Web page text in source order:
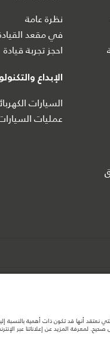
نظرة عامة
في مقعد
احجز تجربة قيادة
الإبداع
السيارات
عمليات
من الأسعار.
فحسب.
نعتقد أنها قد تكون ذات أهمية
المزيد عن إعلاناتنا عبر